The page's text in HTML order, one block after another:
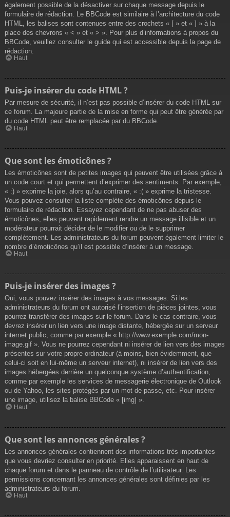
également possible de la désactiver sur chaque message depuis le
formulaire de rédaction. Le BBCode est similaire à l’architecture du code
HTML, les balises sont contenues entre des crochets « [ » et « ] » à la
place des chevrons « < » et « > ». Pour plus d’informations à propos du
BBCode, veuillez consulter le guide qui est accessible depuis la page de
rédaction.
Haut
Puis-je insérer du code HTML ?
Par mesure de sécurité, il n’est pas possible d’insérer du code HTML sur
ce forum. La majeure partie de la mise en forme qui peut être générée par
du code HTML peut être remplacée par du BBCode.
Haut
Que sont les émoticônes ?
Les émoticônes sont de petites images qui peuvent être utilisées grâce à
un code court et qui permettent d’exprimer des sentiments. Par exemple,
« :) » exprime la joie, alors qu’au contraire, « :( » exprime la tristesse.
Vous pouvez consulter la liste complète des émoticônes depuis le
formulaire de rédaction. Essayez cependant de ne pas abuser des
émoticônes, elles peuvent rapidement rendre un message illisible et un
modérateur pourrait décider de le modifier ou de le supprimer
complètement. Les administrateurs du forum peuvent également limiter le
nombre d’émoticônes qu’il est possible d’insérer à un message.
Haut
Puis-je insérer des images ?
Oui, vous pouvez insérer des images à vos messages. Si les
administrateurs du forum ont autorisé l’insertion de pièces jointes, vous
pourrez transférer des images sur le forum. Dans le cas contraire, vous
devrez insérer un lien vers une image distante, hébergée sur un serveur
internet public, comme par exemple « http://www.exemple.com/mon-
image.gif ». Vous ne pourrez cependant ni insérer de lien vers des images
présentes sur votre propre ordinateur (à moins, bien évidemment, que
celui-ci soit en lui-même un serveur internet), ni insérer de lien vers des
images hébergées derrière un quelconque système d’authentification,
comme par exemple les services de messagerie électronique de Outlook
ou de Yahoo, les sites protégés par un mot de passe, etc. Pour insérer
une image, utilisez la balise BBCode « [img] ».
Haut
Que sont les annonces générales ?
Les annonces générales contiennent des informations très importantes
que vous devriez consulter en priorité. Elles apparaissent en haut de
chaque forum et dans le panneau de contrôle de l’utilisateur. Les
permissions concernant les annonces générales sont définies par les
administrateurs du forum.
Haut